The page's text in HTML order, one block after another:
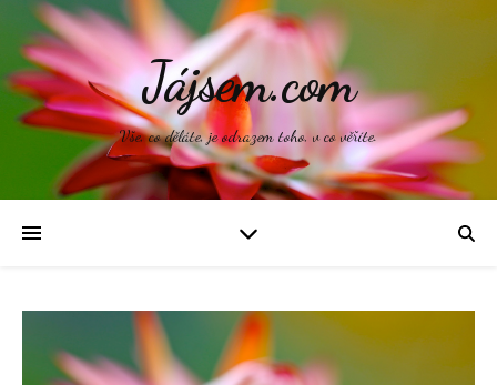
Jájsem.com
Vše, co děláte, je odrazem toho, v co věříte.